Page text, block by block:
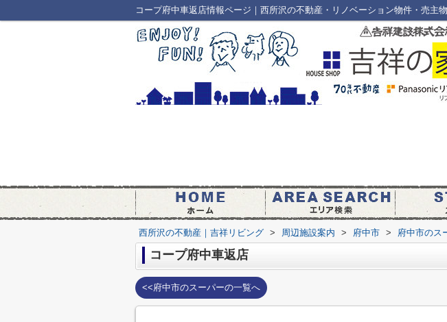
コープ府中車返店情報ページ｜西所沢の不動産・リノベーション物件・売主
西所沢の不動産｜吉祥リビング > 周辺施設案内 > 府中市 > 府中市のス
コープ府中車返店
<<府中市のスーパーの一覧へ